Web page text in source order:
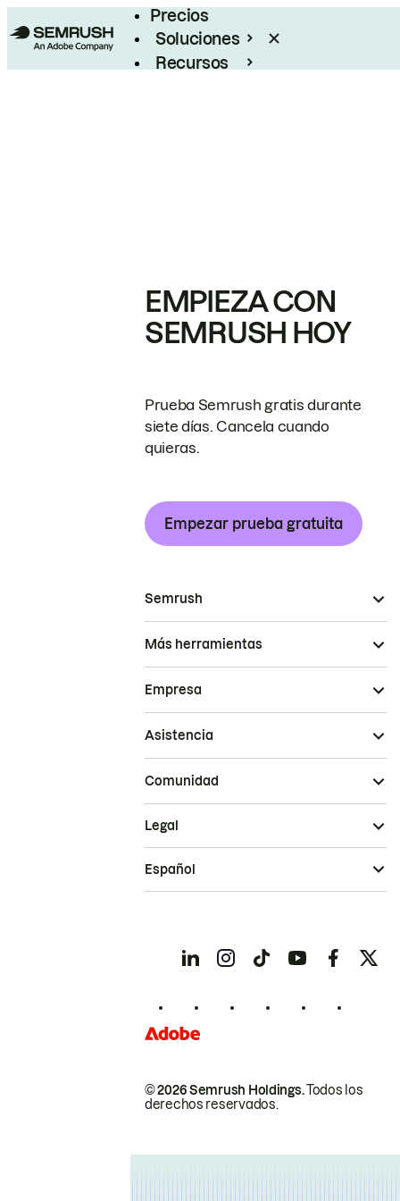
Precios
Soluciones
Recursos
EMPIEZA CON
SEMRUSH HOY
Prueba Semrush gratis durante
siete días. Cancela cuando
quieras.
Empezar prueba gratuita
Semrush
Más herramientas
Empresa
Asistencia
Comunidad
© 2026 Semrush Holdings.Todos los
derechos reservados.
Legal
Español